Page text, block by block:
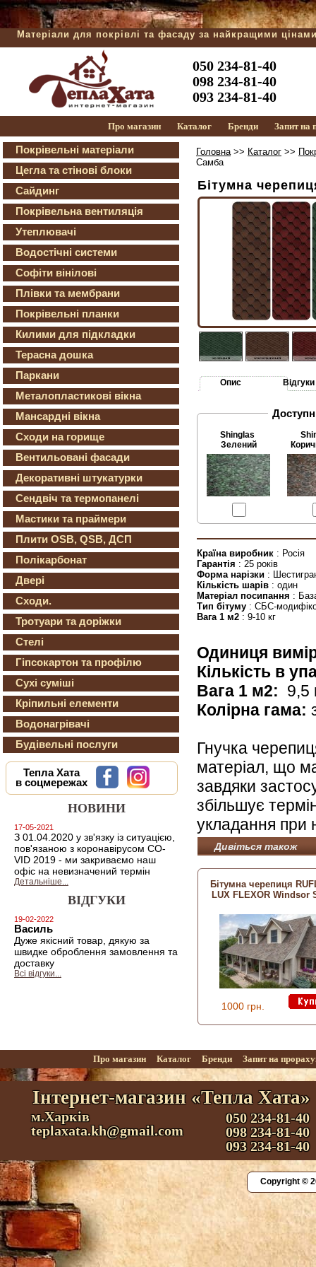
Матеріали для покрівлі та фасаду за найкращими
050 234-81-40
098 234-81-40
093 234-81-40
Про магазин Каталог Бренди Запит на
Покрівельні матеріали
Цегла та стінові блоки
Сайдинг
Покрівельна вентиляція
Утеплювачі
Водостічні системи
Софіти вінілові
Плівки та мембрани
Покрівельні планки
Килими для підкладки
Терасна дошка
Паркани
Металопластикові вікна
Мансардні вікна
Сходи на горище
Вентильовані фасади
Декоративні штукатурки
Сендвіч та термопанелі
Мастики та праймери
Плити OSB, QSB, ДСП
Полікарбонат
Двері
Сходи.
Тротуари та доріжки
Стелі
Гіпсокартон та профілю
Сухі суміші
Кріпильні елементи
Водонагрівачі
Будівельні послуги
Тепла Хата
в соцмережах
НОВИНИ
17-05-2021
З 01.04.2020 у зв'язку із ситуацією,
пов'язаною з коронавірусом CO-
VID 2019 - ми закриваємо наш
офіс на невизначений термін
Детальніше...
ВІДГУКИ
19-02-2022
Василь
Дуже якісний товар, дякую за
швидке оброблення замовлення та
доставку
Всі відгуки...
Головна>> Каталог >>
Самба
Бітумна
Опис Відгуки
Shinglas
Зелений
Країна виробник : Росія
Гарантія : 25 років
Форма нарізки :
Кількість шарів : один
Матеріал посипання :
Тип бітуму : СБС-
Вага 1 м2 : 9-10 кг
Одиниця
Кількість в
Вага 1 м2: 9,5
Колірна гама:
Гнучка
матеріал, що
завдяки
збільшує
укладання при
Дивіться також
Бітумна черепиця
LUX FLEXOR Windsor
1000 грн.
Про магазин Каталог Бренди Запит на
Інтернет-магазин «Тепла Хата»
м.Харків
teplaxata.kh@gmail.com
050 234-81-40
098 234-81-40
093 234-81-40
Copyright ©